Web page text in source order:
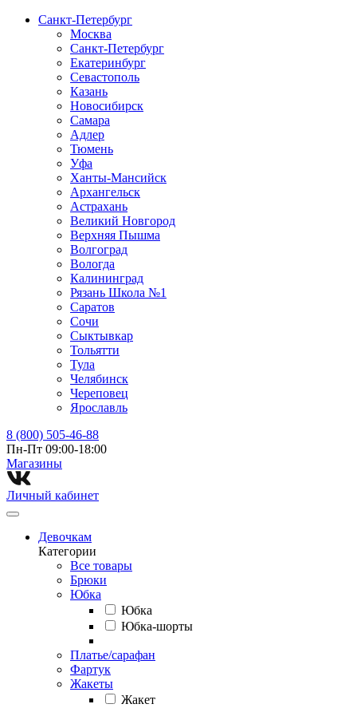
Санкт-Петербург
Москва
Санкт-Петербург
Екатеринбург
Севастополь
Казань
Новосибирск
Самара
Адлер
Тюмень
Уфа
Ханты-Мансийск
Архангельск
Астрахань
Великий Новгород
Верхняя Пышма
Волгоград
Вологда
Калининград
Рязань Школа №1
Саратов
Сочи
Сыктывкар
Тольятти
Тула
Челябинск
Череповец
Ярославль
8 (800) 505-46-88
Пн-Пт 09:00-18:00
Магазины⁠
Личный кабинет
Девочкам
Категории
Все товары
Брюки
Юбка
Юбка
Юбка-шорты
Платье/сарафан
Фартук
Жакеты
Жакет